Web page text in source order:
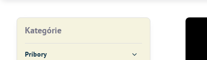
Kategórie
Príbory